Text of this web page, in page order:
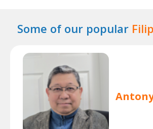
Some of our popular